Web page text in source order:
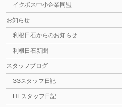
イクボス中小企業同盟
お知らせ
利根日石からのお知らせ
利根日石新聞
スタッフブログ
SSスタッフ日記
HEスタッフ日記